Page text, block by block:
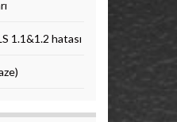
1.1&1.2 hatası